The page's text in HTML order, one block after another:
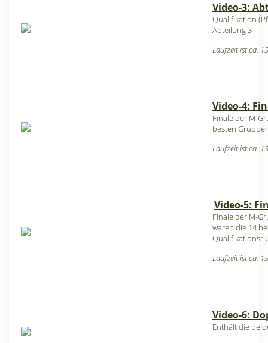
Video-3:
Qualifikation
Abteilung 3
Laufzeit ist ca.
Video-4:
Finale der M-
besten
Laufzeit ist ca.
Video-5:
Finale der M-
waren die 14
Laufzeit ist ca.
Video-6:
Enthält die